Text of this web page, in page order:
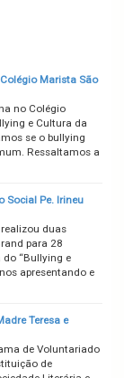
Marista São
no Colégio
e Cultura da
se o bullying
Ressaltamos a
Social Pe. Irineu
duas
para 28
“Bullying e
apresentando e
Teresa e
de Voluntariado
de